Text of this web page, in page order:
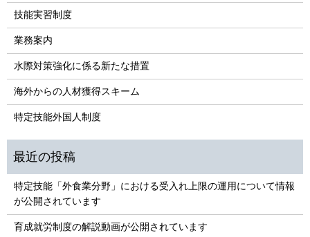
技能実習制度
業務案内
水際対策強化に係る新たな措置
海外からの人材獲得スキーム
特定技能外国人制度
特定技能「外食業分野」における受入れ上限の運用について情報
が公開されています
育成就労制度の解説動画が公開されています